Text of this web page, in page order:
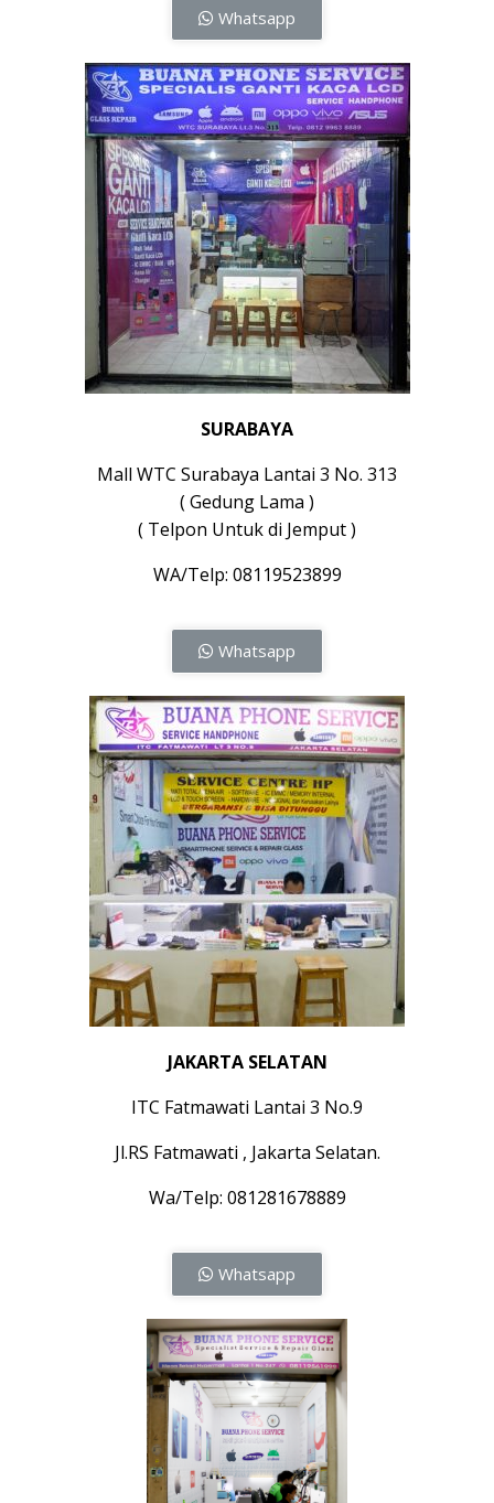
Whatsapp
SURABAYA
Mall WTC Surabaya Lantai 3 No. 313
( Gedung Lama )
( Telpon Untuk di Jemput )
WA/Telp: 08119523899
Whatsapp
JAKARTA SELATAN
ITC Fatmawati Lantai 3 No.9
Jl.RS Fatmawati , Jakarta Selatan.
Wa/Telp: 081281678889
Whatsapp